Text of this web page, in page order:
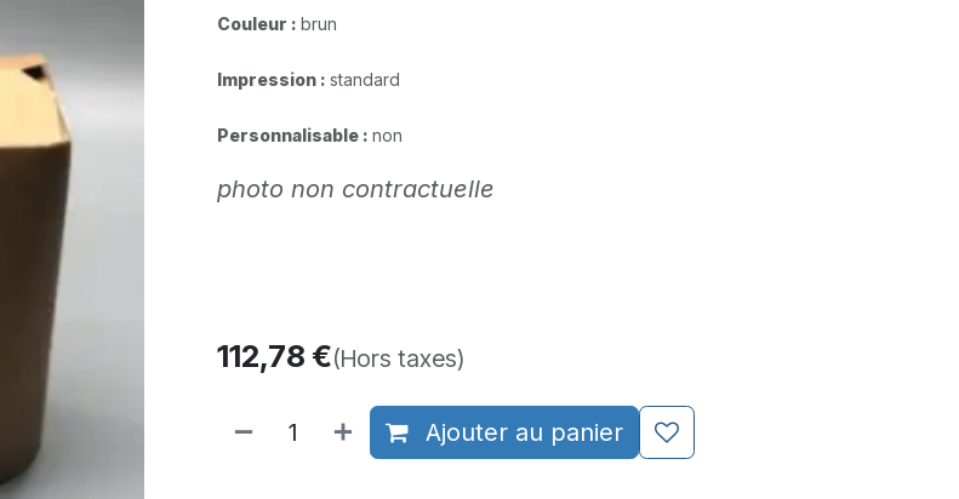
Couleur : brun
Impression : standard​
Personnalisable : non
photo non contractuelle
112,78 €(Hors taxes)
Ajouter au panier